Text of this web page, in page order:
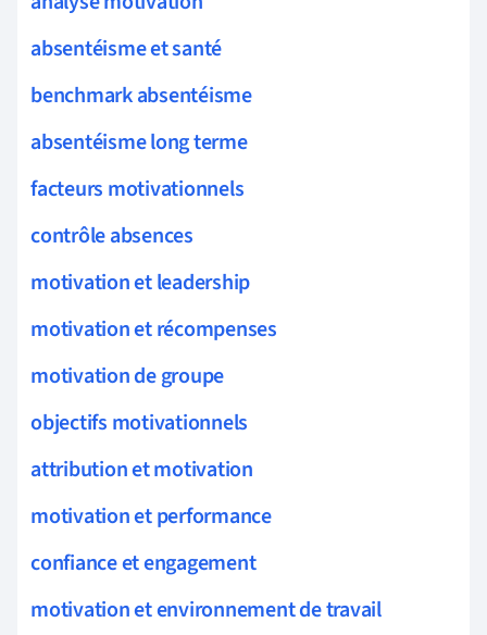
absentéisme et santé
benchmark absentéisme
absentéisme long terme
facteurs motivationnels
contrôle absences
motivation et leadership
motivation et récompenses
motivation de groupe
objectifs motivationnels
attribution et motivation
motivation et performance
confiance et engagement
motivation et environnement de travail